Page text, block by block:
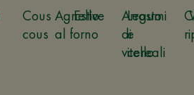
Cous
cous
Estive
Legumi
e
cereali
Agnello
al forno
Arrosto
di
vitello